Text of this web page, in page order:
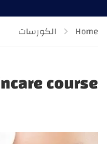
Home الكورسات
course